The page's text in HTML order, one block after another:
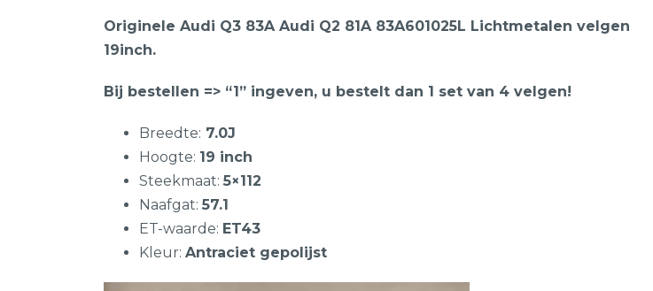
Originele Audi Q3 83A Audi Q2 81A 83A601025L Lichtmetalen velgen
19inch.
Bij bestellen => “1” ingeven, u bestelt dan 1 set van 4 velgen!
Breedte: 7.0J
Hoogte: 19 inch
Steekmaat: 5×112
Naafgat: 57.1
ET-waarde: ET43
Kleur: Antraciet gepolijst